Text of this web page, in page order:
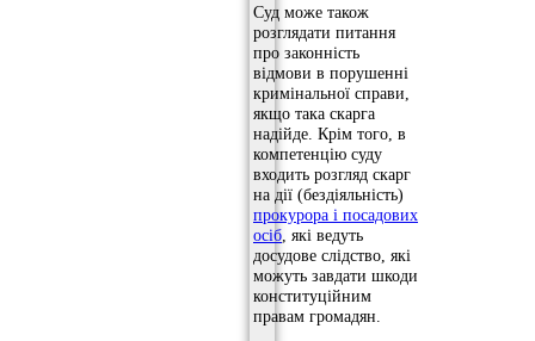
Суд може також
розглядати питання
про законність
відмови в порушенні
кримінальної справи,
якщо така скарга
надійде. Крім того, в
компетенцію суду
входить розгляд скарг
на дії (бездіяльність)
прокурора і посадових
осіб , які ведуть
досудове слідство, які
можуть завдати шкоди
конституційним
правам громадян.